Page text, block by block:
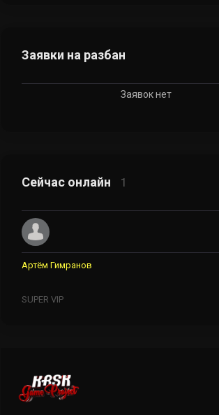
Заявки на разбан
Заявок нет
Сейчас онлайн 1
Артём Гимранов
SUPER VIP